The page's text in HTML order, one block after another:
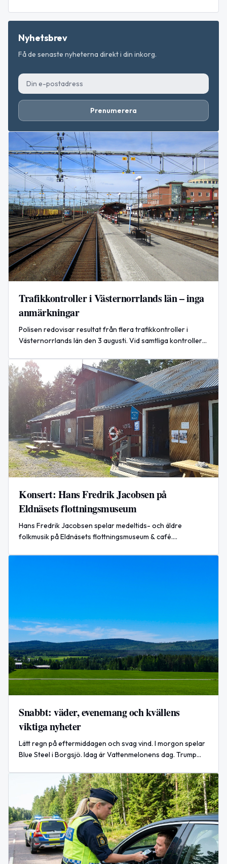
Nyhetsbrev
Få de senaste nyheterna direkt i din inkorg.
Prenumerera
Trafikkontroller i Västernorrlands län – inga
anmärkningar
Polisen redovisar resultat från flera trafikkontroller i
Västernorrlands län den 3 augusti. Vid samtliga kontroller
Konsert: Hans Fredrik Jacobsen på
Eldnäsets flottningsmuseum
Hans Fredrik Jacobsen spelar medeltids- och äldre
folkmusik på Eldnäsets flottningsmuseum & café.
Snabbt: väder, evenemang och kvällens
viktiga nyheter
Lätt regn på eftermiddagen och svag vind. I morgon spelar
Blue Steel i Borgsjö. Idag är Vattenmelonens dag. Trump